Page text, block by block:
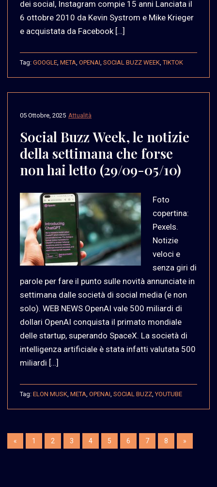
dei social, Instagram compie 15 anni Lanciata il
6 ottobre 2010 da Kevin Systrom e Mike Krieger
e acquistata da Facebook […]
Tag: GOOGLE META OPENAI SOCIAL BUZZ WEEK ,TIKTOK
Attualità
05 Ottobre, 2025
Social Buzz Week, le notizie
della settimana che forse
non hai letto (29/09-05/10)
Foto
copertina:
Pexels.
Notizie
veloci e
senza giri di
parole per fare il punto sulle novità annunciate in
settimana dalle società di social media (e non
solo). WEB NEWS OpenAI vale 500 miliardi di
dollari OpenAI conquista il primato mondiale
delle startup, superando SpaceX. La società di
intelligenza artificiale è stata infatti valutata 500
miliardi […]
Tag: ELON MUSK META OPENAI SOCIAL BUZZ ,YOUTUBE
« 1 2 3 4 5 6 7 8 »